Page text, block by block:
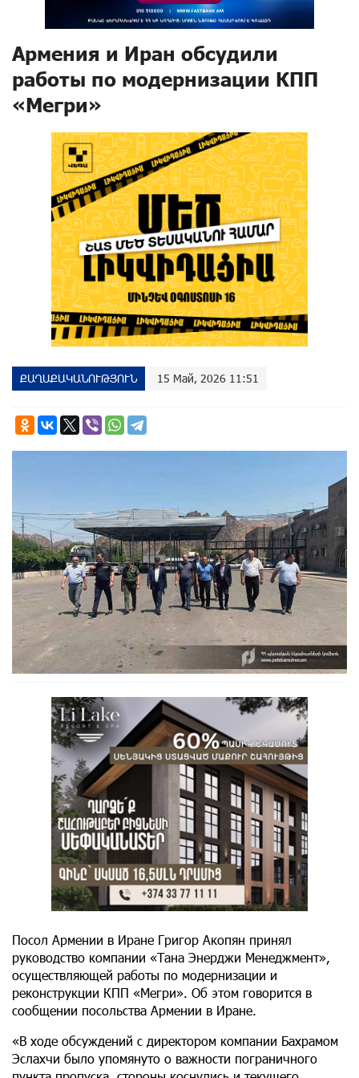
Армения и Иран обсудили
работы по модернизации КПП
«Мегри»
ՔԱՂԱՔԱԿԱՆՈՒԹՅՈՒՆ 15 Май, 2026 11:51
Посол Армении в Иране Григор Акопян принял
руководство компании «Тана Энерджи Менеджмент»,
осуществляющей работы по модернизации и
реконструкции КПП «Мегри». Об этом говорится в
сообщении посольства Армении в Иране.
«В ходе обсуждений с директором компании Бахрамом
Эслахчи было упомянуто о важности пограничного